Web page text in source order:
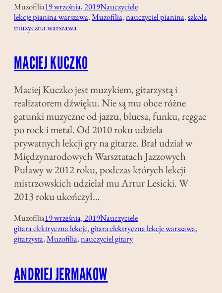
Muzofilia19 września, 2019Nauczyciele
lekcje pianina warszawa, Muzofilia, nauczyciel pianina, szkoła
muzyczna warszawa
MACIEJ KUCZKO
Maciej Kuczko jest muzykiem, gitarzystą i
realizatorem dźwięku. Nie są mu obce różne
gatunki muzyczne od jazzu, bluesa, funku, reggae
po rock i metal. Od 2010 roku udziela
prywatnych lekcji gry na gitarze. Brał udział w
Międzynarodowych Warsztatach Jazzowych
Puławy w 2012 roku, podczas których lekcji
mistrzowskich udzielał mu Artur Lesicki. W
2013 roku ukończył…
Muzofilia19 września, 2019Nauczyciele
gitara elektryczna lekcje, gitara elektryczna lekcje warszawa
gitarzysta, Muzofilia, nauczyciel gitary
ANDRIEJ JERMAKOW